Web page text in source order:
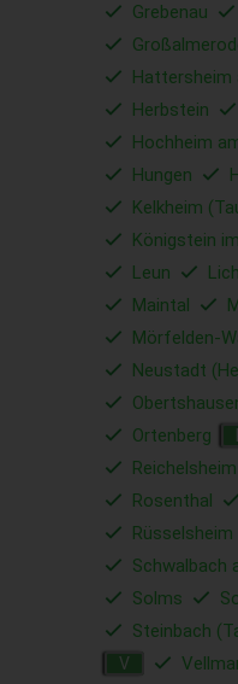
Grebenau
Hattersheim
Herbstein
Hochheim
Hungen
Kelkheim
Königstein
Leun
Lich
Maintal
Mörfelden-
Neustadt
Ortenberg
Rosenthal
Rüsselsheim
Schwalbach
Solms
Steinbach
V